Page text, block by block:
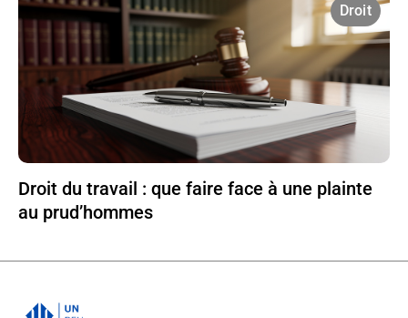
Droit
Droit du travail : que faire face à une plainte
au prud’hommes